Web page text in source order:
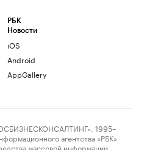
РБК
Новости
iOS
Android
AppGallery
1995–
агентства «РБК»
массовой информации